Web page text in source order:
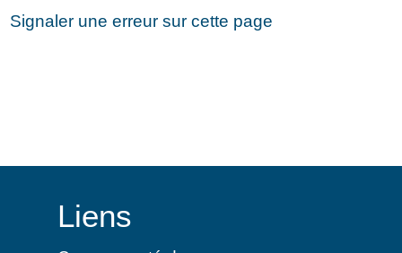
Signaler une erreur sur cette page
Liens